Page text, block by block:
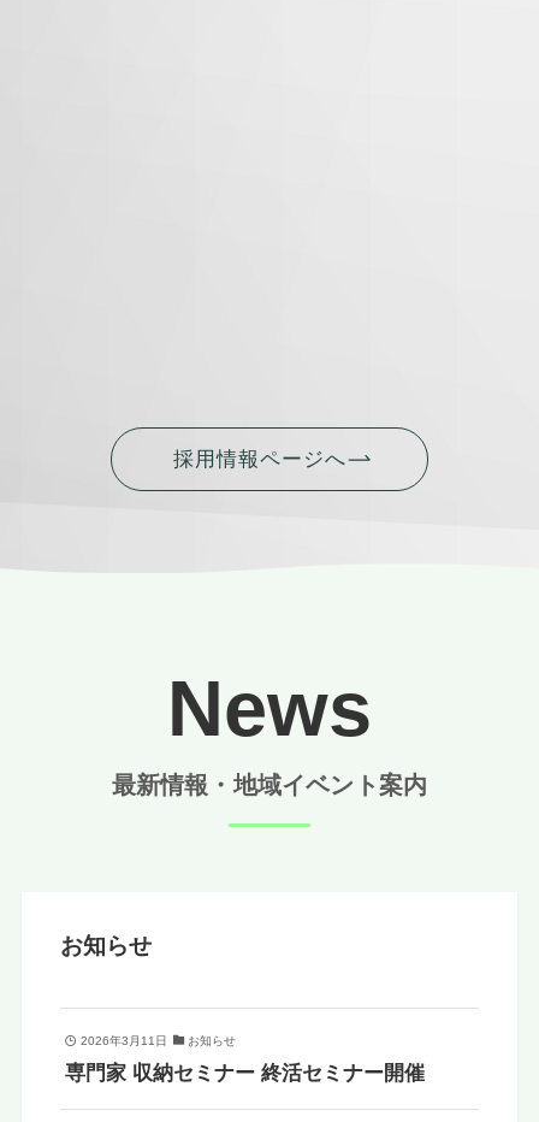
採用情報ページへ
News
最新情報・地域イベント案内
お知らせ
2026年3月11日 お知らせ
専門家 収納セミナー 終活セミナー開催